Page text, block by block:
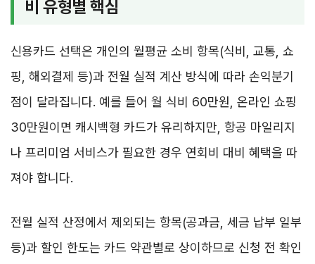
비 유형별 핵심
신용카드 선택은 개인의 월평균 소비 항목(식비, 교통, 쇼
핑, 해외결제 등)과 전월 실적 계산 방식에 따라 손익분기
점이 달라집니다. 예를 들어 월 식비 60만원, 온라인 쇼핑
30만원이면 캐시백형 카드가 유리하지만, 항공 마일리지
나 프리미엄 서비스가 필요한 경우 연회비 대비 혜택을 따
져야 합니다.
전월 실적 산정에서 제외되는 항목(공과금, 세금 납부 일부
등)과 할인 한도는 카드 약관별로 상이하므로 신청 전 확인